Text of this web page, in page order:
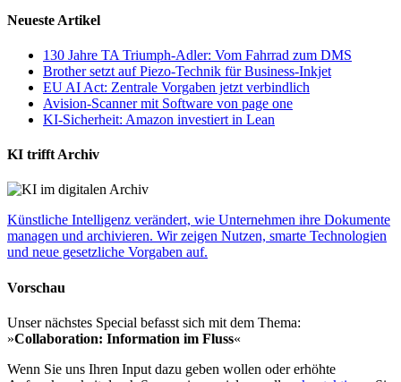
Neueste Artikel
130 Jahre TA Triumph-Adler: Vom Fahrrad zum DMS
Brother setzt auf Piezo-Technik für Business-Inkjet
EU AI Act: Zentrale Vorgaben jetzt verbindlich
Avision-Scanner mit Software von page one
KI-Sicherheit: Amazon investiert in Lean
KI trifft Archiv
Künstliche Intelligenz verändert, wie Unternehmen ihre Dokumente
managen und archivieren. Wir zeigen Nutzen, smarte Technologien
und neue gesetzliche Vorgaben auf.
Vorschau
Unser nächstes Special befasst sich mit dem Thema:
»Collaboration: Information im Fluss«
Wenn Sie uns Ihren Input dazu geben wollen oder erhöhte